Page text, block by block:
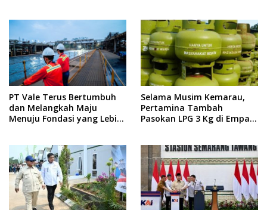
PT Vale Terus Bertumbuh
dan Melangkah Maju
Menuju Fondasi yang Lebih
Selama Musim Kemarau,
Pertamina Tambah
Pasokan LPG 3 Kg di Empat